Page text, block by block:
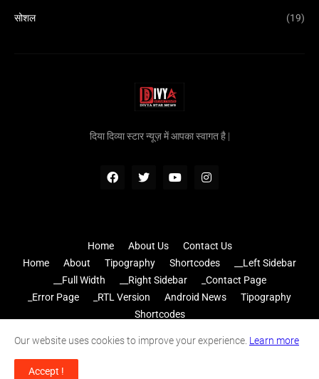
सोशल (19)
दिया दिव्या स्टार न्यूज़ में आपका स्वागत है |
Design by -
Home About Us
Contact Us
Home
About Tipography Shortcodes
__Left Sidebar
__Full Width
__Right Sidebar
_Contact Page
_Error Page
_RTL Version Android News
Tipography
Shortcodes
Contact Us RTL Version
Our website uses cookies to improve your experience. Learn more
Accept !